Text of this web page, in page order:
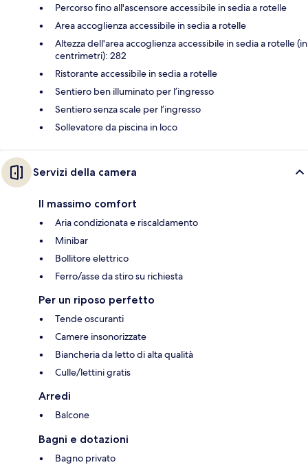
Percorso fino all'ascensore accessibile in sedia a rotelle
Area accoglienza accessibile in sedia a rotelle
Altezza dell'area accoglienza accessibile in sedia a rotelle (in
centrimetri): 282
Ristorante accessibile in sedia a rotelle
Sentiero ben illuminato per l’ingresso
Sentiero senza scale per l’ingresso
Sollevatore da piscina in loco
Servizi della camera
Il massimo comfort
Aria condizionata e riscaldamento
Minibar
Bollitore elettrico
Ferro/asse da stiro su richiesta
Per un riposo perfetto
Tende oscuranti
Camere insonorizzate
Biancheria da letto di alta qualità
Culle/lettini gratis
Arredi
Balcone
Bagni e dotazioni
Bagno privato